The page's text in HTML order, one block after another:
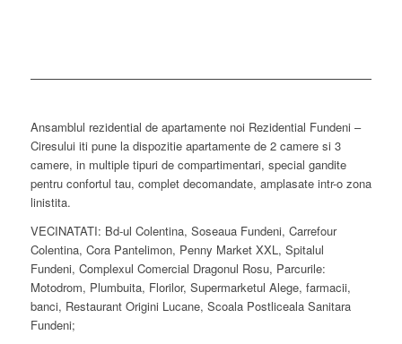
Ansamblul rezidential de apartamente noi Rezidential Fundeni –
Ciresului iti pune la dispozitie apartamente de 2 camere si 3
camere, in multiple tipuri de compartimentari, special gandite
pentru confortul tau, complet decomandate, amplasate intr-o zona
linistita.
VECINATATI: Bd-ul Colentina, Soseaua Fundeni, Carrefour
Colentina, Cora Pantelimon, Penny Market XXL, Spitalul
Fundeni, Complexul Comercial Dragonul Rosu, Parcurile:
Motodrom, Plumbuita, Florilor, Supermarketul Alege, farmacii,
banci, Restaurant Origini Lucane, Scoala Postliceala Sanitara
Fundeni;